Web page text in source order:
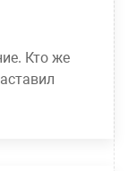
Кто же